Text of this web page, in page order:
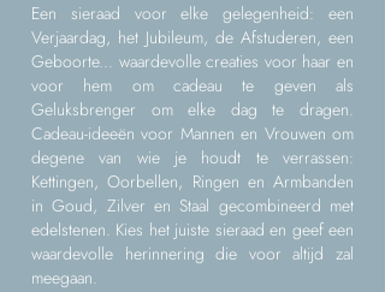
Een sieraad voor elke gelegenheid: een
Verjaardag, het Jubileum, de Afstuderen, een
Geboorte... waardevolle creaties voor haar en
voor hem om cadeau te geven als
Geluksbrenger om elke dag te dragen.
Cadeau-ideeën voor Mannen en Vrouwen om
degene van wie je houdt te verrassen:
Kettingen, Oorbellen, Ringen en Armbanden
in Goud, Zilver en Staal gecombineerd met
edelstenen. Kies het juiste sieraad en geef een
waardevolle herinnering die voor altijd zal
meegaan.